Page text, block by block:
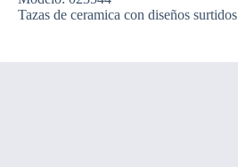
Tazas de ceramica con diseños surtidos